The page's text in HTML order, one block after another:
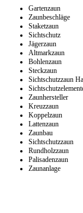
Gartenzaun
Zaunbeschläge
Staketzaun
Sichtschutz
Jägerzaun
Altmarkzaun
Bohlenzaun
Steckzaun
Sichtschutzzaun
Zaunhersteller
Kreuzzaun
Koppelzaun
Lattenzaun
Zaunbau
Sichtschutzzaun
Rundholzzaun
Palisadenzaun
Zaunanlage